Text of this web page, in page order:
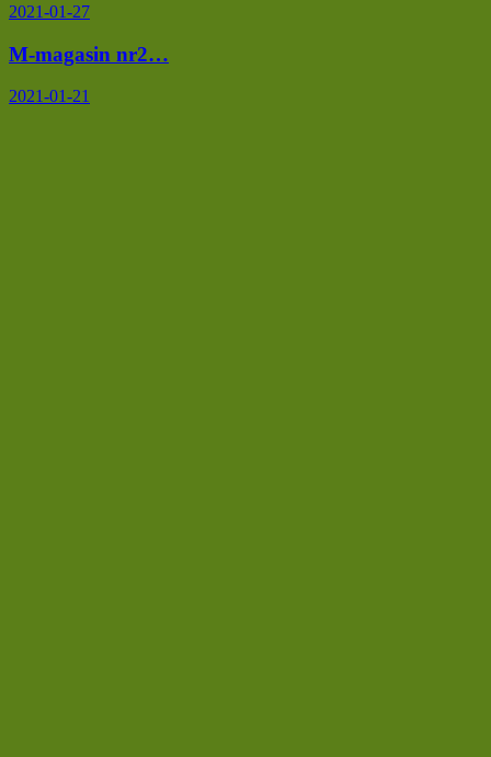
2021-01-27
M-magasin nr2…
2021-01-21